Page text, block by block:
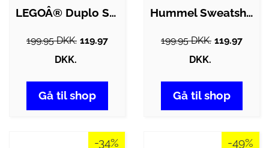
LEGOÂ® Duplo Sweatshirt - LwSika - Rød
199.95 DKK. 119.97
DKK.
Gå til shop
Hummel Sweatshirt - hmlLime - Rød
199.95 DKK. 119.97
DKK.
Gå til shop
-34% -49%